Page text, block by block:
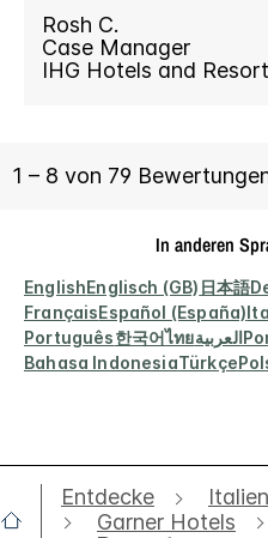
In anderen
EnglishEnglisch (GB) 日本語
FrançaisEspañol (España)
Português한국어ไทยالعربية
Bahasa IndonesiaTürkçe
Entdecke Italien
Garner Hotels